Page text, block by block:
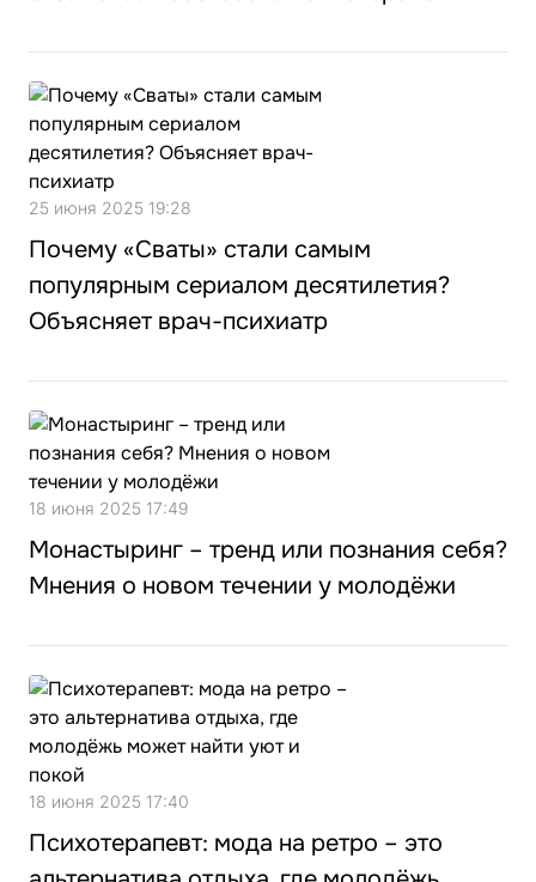
25 июня 2025 19:28
Почему «Сваты» стали самым
популярным сериалом десятилетия?
Объясняет врач-психиатр
18 июня 2025 17:49
Монастыринг – тренд или познания себя?
Мнения о новом течении у молодёжи
18 июня 2025 17:40
Психотерапевт: мода на ретро – это